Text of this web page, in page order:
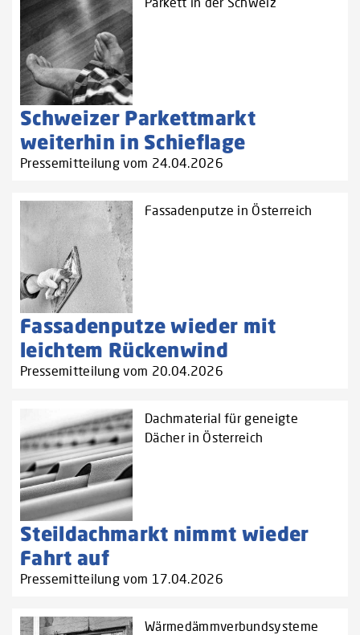
Schweizer Parkettmarkt
weiterhin in Schieflage
Pressemitteilung vom 24.04.2026
Fassadenputze in Österreich
Fassadenputze wieder mit
leichtem Rückenwind
Pressemitteilung vom 20.04.2026
Dachmaterial für geneigte
Dächer in Österreich
Steildachmarkt nimmt wieder
Fahrt auf
Pressemitteilung vom 17.04.2026
Wärmedämmverbundsysteme